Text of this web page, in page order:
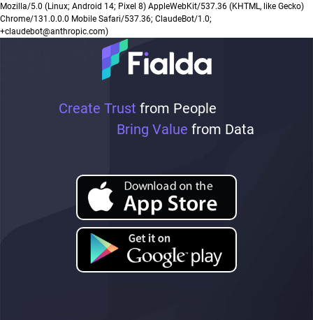
Create Trust from People
Bring Value from Data
Mozilla/5.0 (Linux; Android 14; Pixel 8) AppleWebKit/537.36 (KHTML, like Gecko)
Chrome/131.0.0.0 Mobile Safari/537.36; ClaudeBot/1.0;
+claudebot@anthropic.com)